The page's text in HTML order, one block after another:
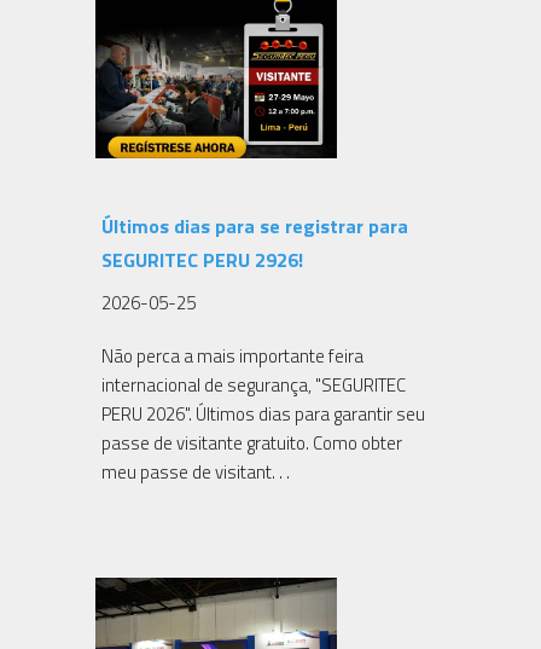
Últimos dias para se registrar para
SEGURITEC PERU 2926!
2026-05-25
Não perca a mais importante feira
internacional de segurança, "SEGURITEC
PERU 2026". Últimos dias para garantir seu
passe de visitante gratuito. Como obter
meu passe de visitant. . .